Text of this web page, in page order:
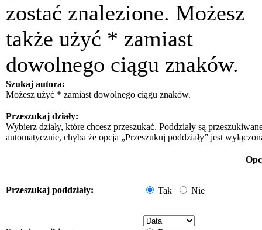
zostać znalezione. Możesz
także użyć * zamiast
dowolnego ciągu znaków.
Szukaj autora:
Możesz użyć * zamiast dowolnego ciągu znaków.
Przeszukaj działy:
Wybierz działy, które chcesz przeszukać. Poddziały są
automatycznie, chyba że opcja „Przeszukuj poddziały” jest
Przeszukaj poddziały: Tak Nie